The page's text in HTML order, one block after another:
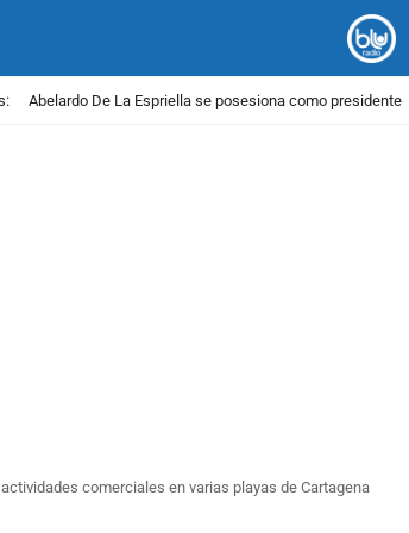
Abelardo De La Espriella se posesiona como presidente
comerciales en varias playas de Cartagena